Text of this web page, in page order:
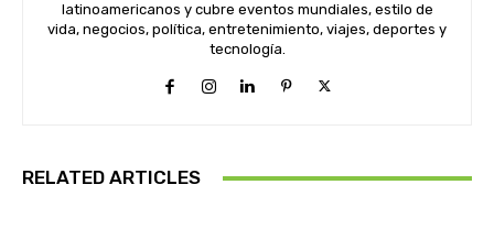
latinoamericanos y cubre eventos mundiales, estilo de
vida, negocios, política, entretenimiento, viajes, deportes y
tecnología.
RELATED ARTICLES